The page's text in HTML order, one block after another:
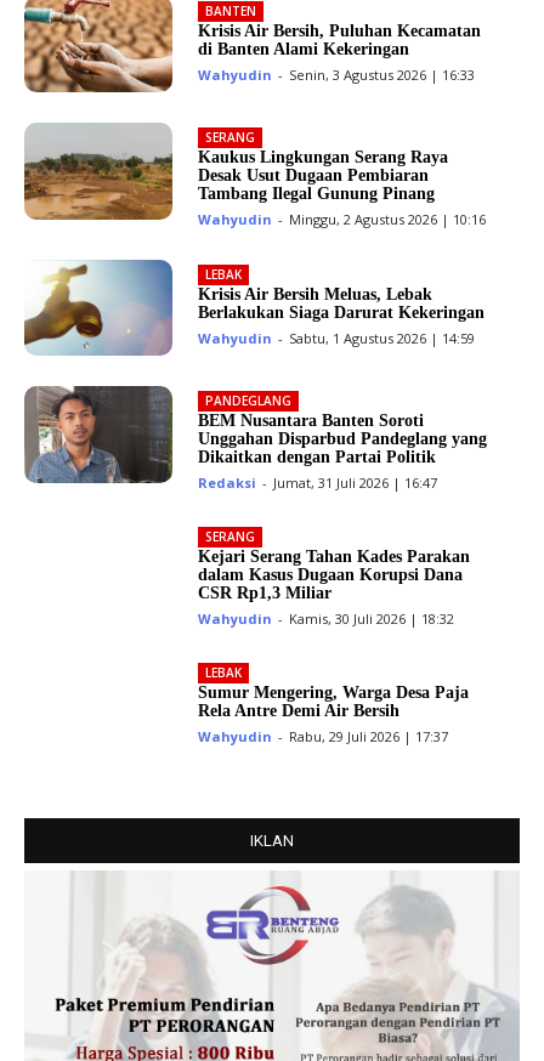
BANTEN
Krisis Air Bersih, Puluhan Kecamatan
di Banten Alami Kekeringan
Wahyudin - Senin, 3 Agustus 2026 | 16:33
SERANG
Kaukus Lingkungan Serang Raya
Desak Usut Dugaan Pembiaran
Tambang Ilegal Gunung Pinang
Wahyudin - Minggu, 2 Agustus 2026 | 10:16
LEBAK
Krisis Air Bersih Meluas, Lebak
Berlakukan Siaga Darurat Kekeringan
Wahyudin - Sabtu, 1 Agustus 2026 | 14:59
PANDEGLANG
BEM Nusantara Banten Soroti
Unggahan Disparbud Pandeglang yang
Dikaitkan dengan Partai Politik
Redaksi - Jumat, 31 Juli 2026 | 16:47
SERANG
Kejari Serang Tahan Kades Parakan
dalam Kasus Dugaan Korupsi Dana
CSR Rp1,3 Miliar
Wahyudin - Kamis, 30 Juli 2026 | 18:32
LEBAK
Sumur Mengering, Warga Desa Paja
Rela Antre Demi Air Bersih
Wahyudin - Rabu, 29 Juli 2026 | 17:37
IKLAN